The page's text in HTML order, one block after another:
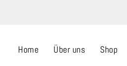
Home Über uns Shop